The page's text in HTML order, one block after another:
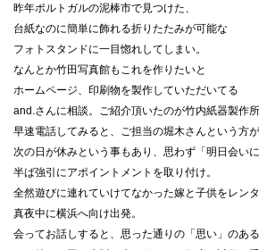
昨年ポルトガルの泥棒市で見つけた、
台紙なのに簡単に飾れる折りたたみが可能な
フォトスタンドに一目惚れしてしまい。
なんとか竹田写真館もこれを作りたいと
ホームページ、印刷物を製作していただいてる
and.さんに相談。ご紹介頂いたのが竹内紙器製作所
早速電話してみると、ご担当の堀木さんという方が
次の日が休みという事もあり、思わず「明日会い
半ば強引にアポイントメントを取り付け。
全然遊びに連れていけてなかった嫁と子供をレン
真夜中に横浜へ向け出発。
会ってお話しすると、思った通りの「思い」のある